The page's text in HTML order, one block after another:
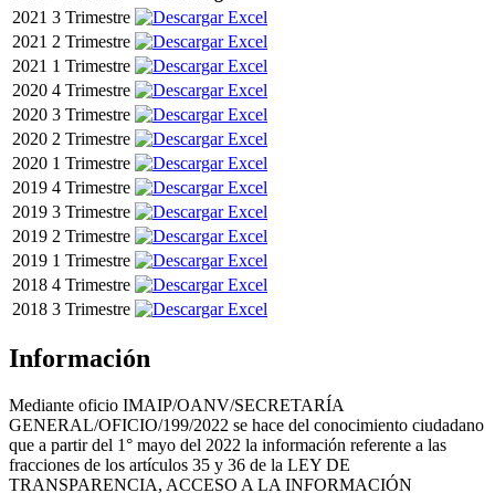
2021 3 Trimestre
2021 2 Trimestre
2021 1 Trimestre
2020 4 Trimestre
2020 3 Trimestre
2020 2 Trimestre
2020 1 Trimestre
2019 4 Trimestre
2019 3 Trimestre
2019 2 Trimestre
2019 1 Trimestre
2018 4 Trimestre
2018 3 Trimestre
Información
Mediante oficio IMAIP/OANV/SECRETARÍA
GENERAL/OFICIO/199/2022 se hace del conocimiento ciudadano
que a partir del 1° mayo del 2022 la información referente a las
fracciones de los artículos 35 y 36 de la LEY DE
TRANSPARENCIA, ACCESO A LA INFORMACIÓN